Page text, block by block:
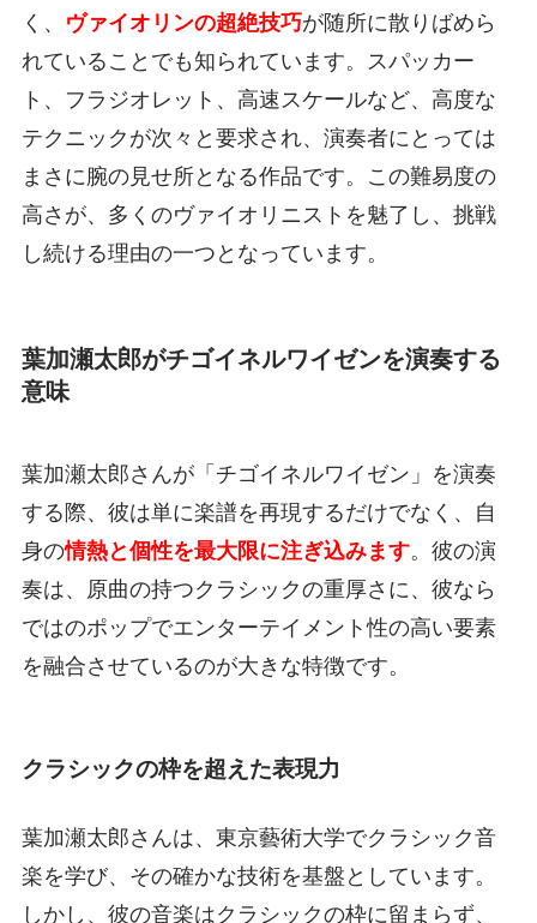
く、
ヴァイオリンの超絶技巧が随所に散りばめら
れていることでも知られています。スパッカー
ト、フラジオレット、高速スケールなど、高度な
テクニックが次々と要求され、演奏者にとっては
まさに腕の見せ所となる作品です。この難易度の
高さが、多くのヴァイオリニストを魅了し、挑戦
し続ける理由の一つとなっています。
葉加瀬太郎がチゴイネルワイゼンを演奏する
意味
葉加瀬太郎さんが「チゴイネルワイゼン」を演奏
する際、彼は単に楽譜を再現するだけでなく、自
身の情熱と個性を最大限に注ぎ込みます。彼の演
奏は、原曲の持つクラシックの重厚さに、彼なら
ではのポップでエンターテイメント性の高い要素
を融合させているのが大きな特徴です。
クラシックの枠を超えた表現力
葉加瀬太郎さんは、東京藝術大学でクラシック音
楽を学び、その確かな技術を基盤としています。
しかし、彼の音楽はクラシックの枠に留まらず、